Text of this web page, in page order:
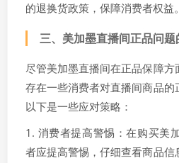
的退换货政策，保障消费者权益。
三、美加墨直播间正品问
尽管美加墨直播间在正品保障
存在一些消费者对直播间商品的
以下是一些应对策略：
1. 消费者提高警惕：在购买美
者应提高警惕，仔细查看商品